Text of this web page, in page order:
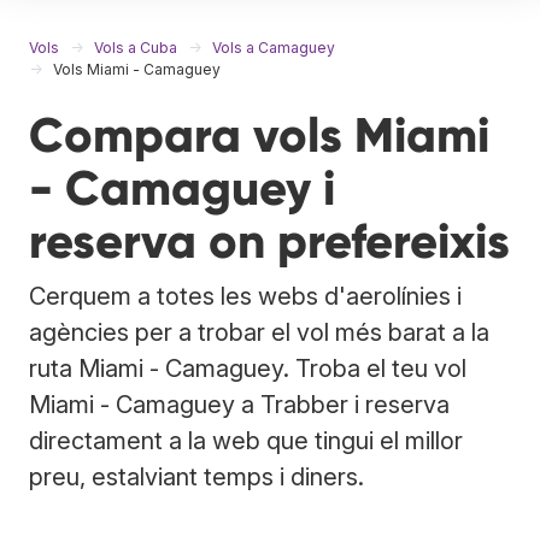
Vols Vols a Cuba
Vols a Camaguey
Vols Miami - Camaguey
Compara vols Miami
- Camaguey i
reserva on prefereixis
Cerquem a totes les webs d'aerolínies i
agències per a trobar el vol més barat a la
ruta Miami - Camaguey. Troba el teu vol
Miami - Camaguey a Trabber i reserva
directament a la web que tingui el millor
preu, estalviant temps i diners.